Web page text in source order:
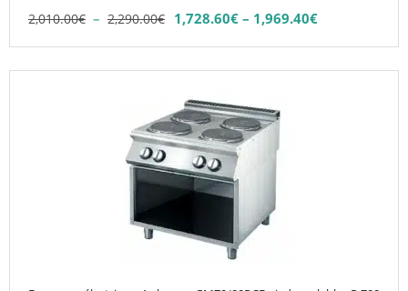
2,010.00€ – 2,290.00€Plage
2,010.00€
2,290.00€
1,728.60€ – 1,969.40€
Plage
de